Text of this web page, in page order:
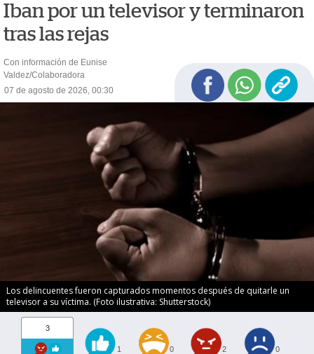
Iban por un televisor y terminaron
tras las rejas
Con información de Eunise
Valdez/Colaboradora
07 de agosto de 2026, 00:30
Los delincuentes fueron capturados momentos después de quitarle un
televisor a su víctima. (Foto ilustrativa: Shutterstock)
3
1 0 2 0